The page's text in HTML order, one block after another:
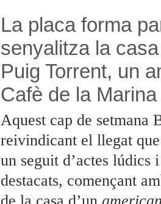
La placa forma
senyalitza la
Puig Torrent, un
Cafè de la Marina
Aquest cap de setmana
reivindicant el llegat
un seguit d’actes
destacats, començant